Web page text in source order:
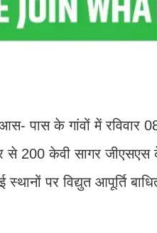
पास के गांवों में रविवार
से 200 केवी सागर जीएसएस
पर विद्युत आपूर्ति